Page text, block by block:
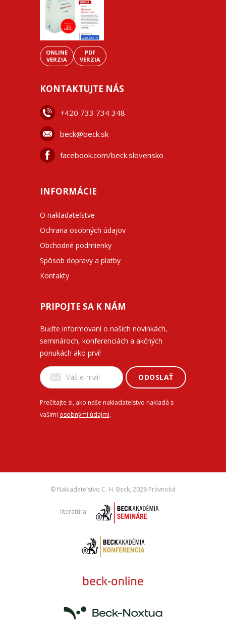
ONLINE
VERZIA
PDF
VERZIA
KONTAKTUJTE NÁS
+420 733 734 348
beck@beck.sk
facebook.com/beck.slovensko
INFORMÁCIE
O nakladateľstve
Ochrana osobných údajov
Obchodné podmienky
Spôsob dopravy a platby
Kontakty
PRIPOJTE SA K NÁM
Buďte informovaní o našich novinkách,
seminároch, konferenciách a akčných
ponukách ako prví!
ODOSLAŤ
Prečítajte si, ako naše nakladateľstvo nakladá s
vašimi osobnými údajmi.
© Nakladateľstvo C. H. Beck, 2026 Právnická
literatúra